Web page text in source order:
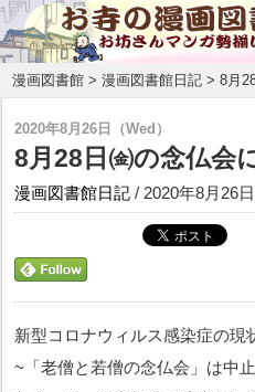
漫画図書館 >漫画図書館日記 > 8月
2020年8月26日（Wed）
8月28日㈮の念仏会
漫画図書館日記 / 2020年8月26
新型コロナウィルス感染症の現
~「老僧と若僧の念仏会」は中